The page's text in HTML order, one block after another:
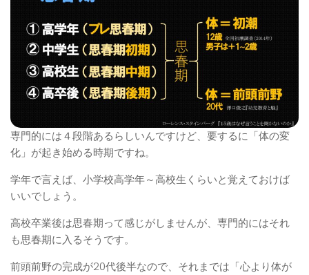
専門的には４段階あるらしいんですけど、要するに「体の変
化」が起き始める時期ですね。
学年で言えば、小学校高学年～高校生くらいと覚えておけば
いいでしょう。
高校卒業後は思春期って感じがしませんが、専門的にはそれ
も思春期に入るそうです。
前頭前野の完成が20代後半なので、それまでは「心より体が